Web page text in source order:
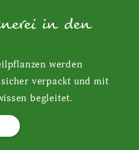
in den
werden
verpackt und mit
begleitet.